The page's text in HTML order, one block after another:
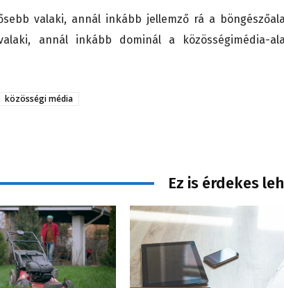
valaki, annál inkább jellemző rá a
annál inkább dominál a közösségimédia-
közösségi média
Ez is érdekes